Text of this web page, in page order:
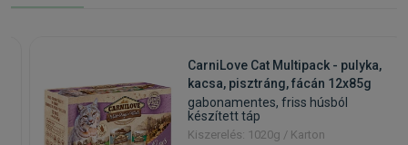
CarniLove Cat Multipack - pulyka,
kacsa, pisztráng, fácán 12x85g
gabonamentes, friss húsból
készített táp
Kiszerelés: 1020g / Karton